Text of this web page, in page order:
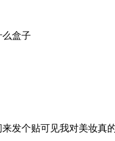
盒子
发个贴可见我对美妆真